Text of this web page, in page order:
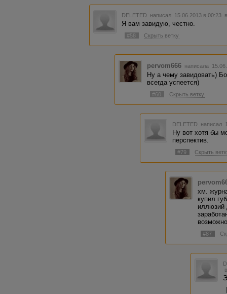
DELETED написал 15.06.2013 в 00:23
Я вам завидую, честно.
#58 Скрыть ветку
pervom666 написала
Ну а чему завидовать)
всегда успеется)
#60 Скрыть ветку
DELETED написал
Ну вот хотя бы
перспектив.
#79 Скрыть
хм.
купил
иллюзий
#87